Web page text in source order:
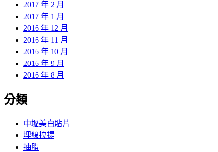
2017 年 2 月
2017 年 1 月
2016 年 12 月
2016 年 11 月
2016 年 10 月
2016 年 9 月
2016 年 8 月
分類
中壢美白貼片
埋線拉提
抽脂